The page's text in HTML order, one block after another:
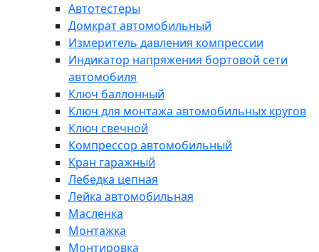
Автотестеры
Домкрат автомобильный
Измеритель давления компрессии
Индикатор напряжения бортовой сети
автомобиля
Ключ баллонный
Ключ для монтажа автомобильных кругов
Ключ свечной
Компрессор автомобильный
Кран гаражный
Лебедка цепная
Лейка автомобильная
Масленка
Монтажка
Монтировка